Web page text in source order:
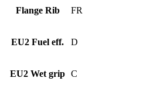
Flange Rib FR
EU2 Fuel eff. D
EU2 Wet grip C